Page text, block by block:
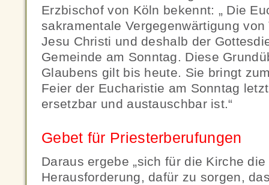
Erzbischof von Köln bekennt: „ Die
sakramentale Vergegenwärtigung
Jesu Christi und deshalb der
Gemeinde am Sonntag. Diese
Glaubens gilt bis heute. Sie bringt
Feier der Eucharistie am Sonntag
ersetzbar und austauschbar ist.“
Gebet für Priesterberufungen
Daraus ergebe „sich für die Kirche
Herausforderung, dafür zu sorgen,